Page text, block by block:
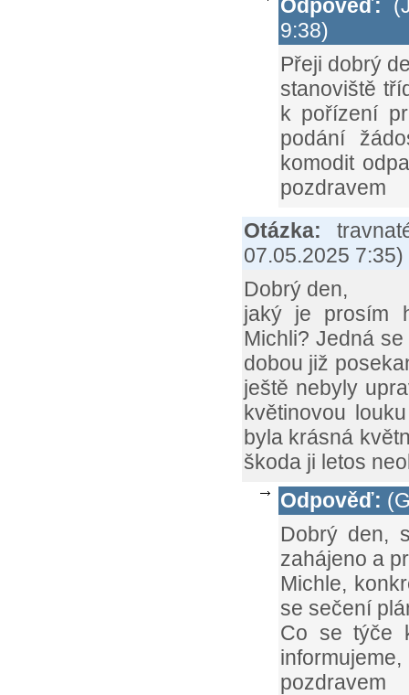
Odpověď:
9:38)
Přeji dobrý
stanoviště
k pořízení
podání
komodit
pozdravem
Otázka:
07.05.2025 7:35)
Dobrý den,
jaký je prosím
Michli? Jedná
dobou již
ještě nebyly
květinovou
byla krásná
škoda ji letos
Odpověď:
Dobrý den,
zahájeno a
Michle,
se sečení
Co se týče
pozdravem